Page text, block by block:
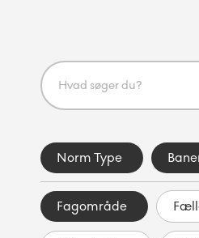
Norm Type
Fagområde